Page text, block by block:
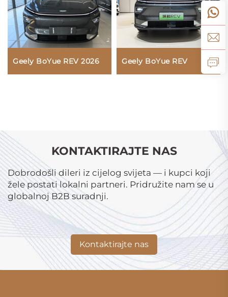
Geely BoYue REV 2026 Geely BoYue REV
KONTAKTIRAJTE NAS
Dobrodošli dileri iz cijelog svijeta — i kupci koji
žele postati lokalni partneri. Pridružite nam se u
globalnoj B2B suradnji.
Kontaktirajte nas